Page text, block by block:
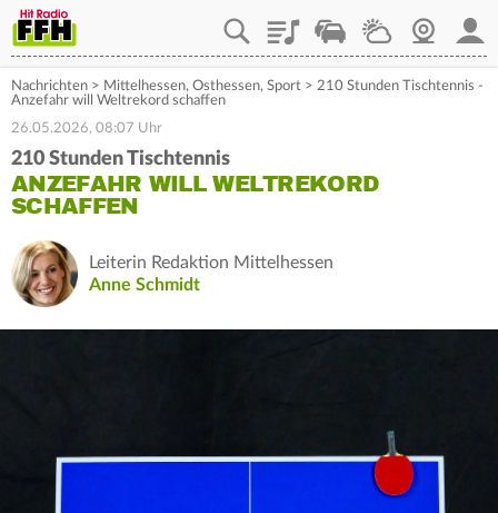
PlaylistStaupilotWetterWebcam
Nachrichten > Mittelhessen, Osthessen, Sport > 210 Stunden Tischtennis -
Anzefahr will Weltrekord schaffen
26.05.2026, 08:07 Uhr
210 Stunden Tischtennis
ANZEFAHR WILL WELTREKORD
SCHAFFEN
Leiterin Redaktion Mittelhessen
Anne Schmidt